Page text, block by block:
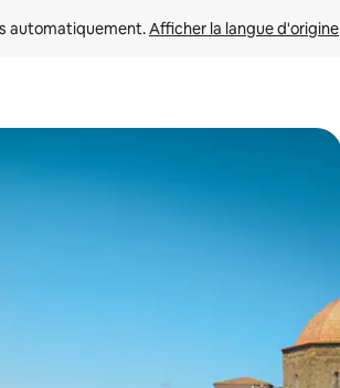
automatiquement. Afficher la langue d'origine